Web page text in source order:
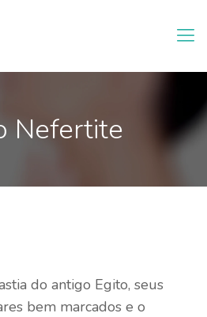
Nefertite
do antigo Egito, seus
bem marcados e o